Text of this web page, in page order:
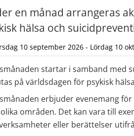
en månad arrangeras
hälsa och
10 september 2026 - Lördag 10
startar i samband med
på världsdagen för psykisk
erbjuder evenemang
områden. Det kan vara till
eller berättelser